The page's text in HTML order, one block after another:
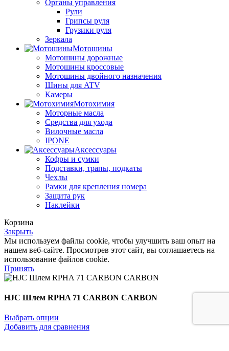
Органы управления
Рули
Грипсы руля
Грузики руля
Зеркала
Мотошины
Мотошины дорожные
Мотошины кроссовые
Мотошины двойного назначения
Шины для ATV
Камеры
Мотохимия
Моторные масла
Средства для ухода
Вилочные масла
IPONE
Аксессуары
Кофры и сумки
Подставки, трапы, подкаты
Чехлы
Рамки для крепления номера
Защита рук
Наклейки
Корзина
Закрыть
Мы используем файлы cookie, чтобы улучшить ваш опыт на
нашем веб-сайте. Просмотрев этот сайт, вы соглашаетесь на
использование файлов cookie.
Принять
HJC Шлем RPHA 71 CARBON CARBON
Выбрать опции
Добавить для сравнения